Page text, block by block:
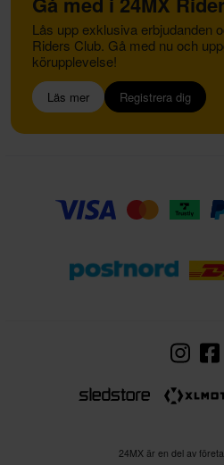
Lås upp exklusiva erbjudanden
Riders Club. Gå med nu och
körupplevelse!
Läs mer Registrera dig
24MX är en del av